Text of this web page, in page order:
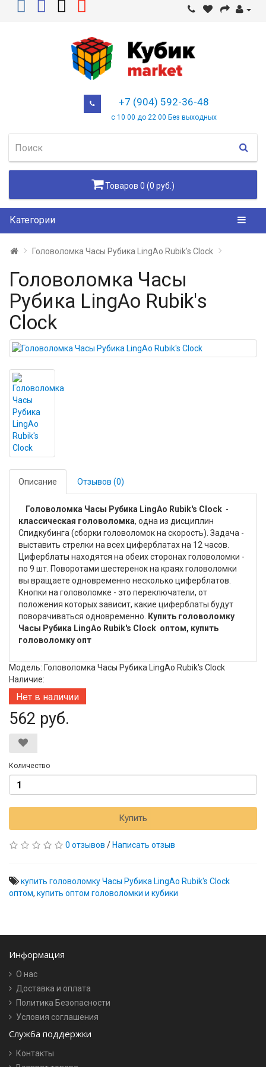
+7 (904) 592-36-48
с 10 00 до 22 00 Без выходных
Товаров 0 (0 руб.)
Категории
Головоломка Часы Рубика LingAo Rubik's Clock
Головоломка Часы
Рубика LingAo Rubik's
Clock
Описание Отзывов (0)
Головоломка Часы Рубика LingAo Rubik's Clock -
классическая головоломка, одна из дисциплин
Спидкубинга (сборки головоломок на скорость). Задача -
выставить стрелки на всех циферблатах на 12 часов.
Циферблаты находятся на обеих сторонах головоломки -
по 9 шт. Поворотами шестеренок на краях головоломки
вы вращаете одновременно несколько циферблатов.
Кнопки на головоломке - это переключатели, от
положения которых зависит, какие циферблаты будут
поворачиваться одновременно.
Купить головоломку
Часы Рубика LingAo Rubik's Clock оптом, купить
головоломку опт
Модель: Головоломка Часы Рубика LingAo Rubik's Clock
Наличие:
Нет в наличии
562 руб.
Количество
Купить
0 отзывов / Написать отзыв
купить головоломку Часы Рубика LingAo Rubik's Clock
оптом, купить оптом головоломки и кубики
Информация
О нас
Доставка и оплата
Политика Безопасности
Условия соглашения
Служба поддержки
Контакты